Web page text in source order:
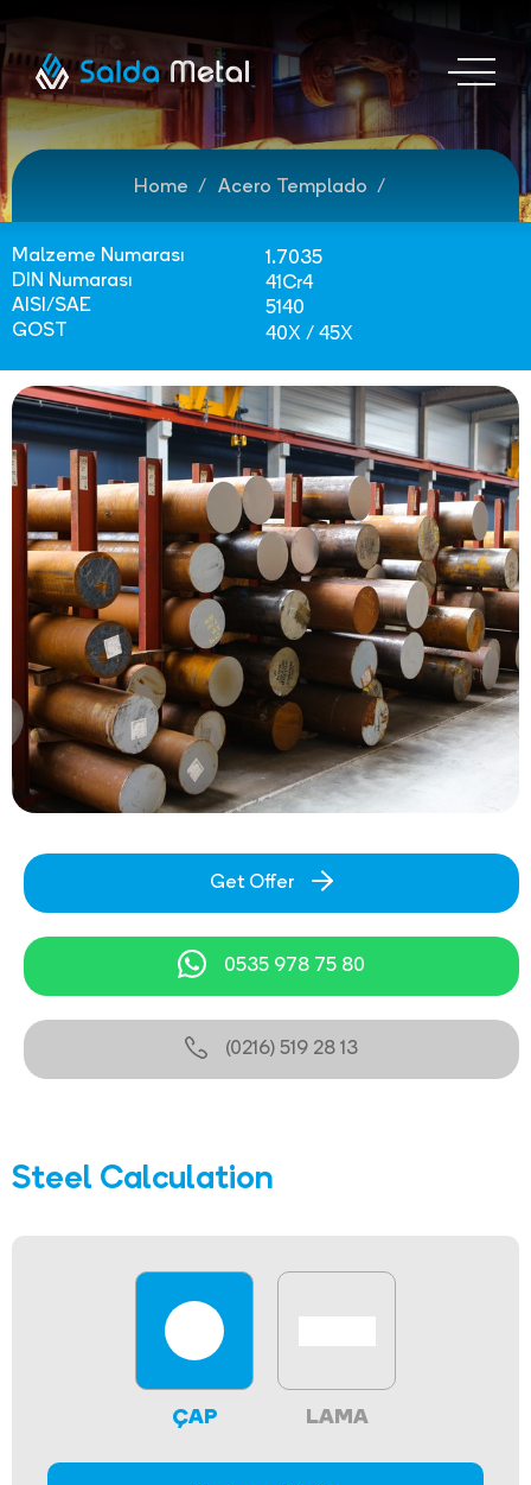
Home Acero Templado
Malzeme Numarası
1.7035
DIN Numarası
41Cr4
AISI/SAE
5140
GOST
40Х / 45Х
Get Offer
0535 978 75 80
(0216) 519 28 13
Steel Calculation
ÇAP LAMA